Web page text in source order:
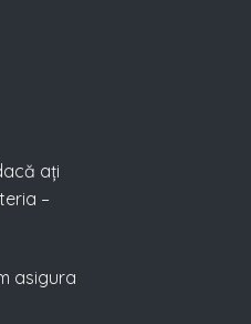
ați
–
asigura